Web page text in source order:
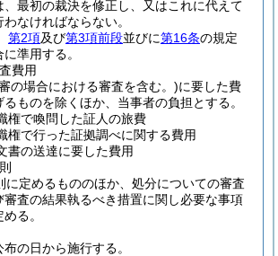
、最初の裁決を修正し、又はこれに代えて
なければならない。
第2項及び第3項前段並びに第16条の規定
準用する。
費用
の場合における審査を含む。)に要した費
ものを除くほか、当事者の負担とする。
権で喚問した証人の旅費
権で行った証拠調べに関する費用
書の送達に要した費用
に定めるもののほか、処分についての審査
審査の結果執るべき措置に関し必要な事項
る。
の日から施行する。